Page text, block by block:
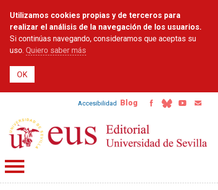
contenido
principal
Utilizamos cookies propias y de terceros para
realizar el análisis de la navegación de los usuarios.
Si continúas navegando, consideramos que aceptas su
uso. Quiero saber más
Accesibilidad Blog